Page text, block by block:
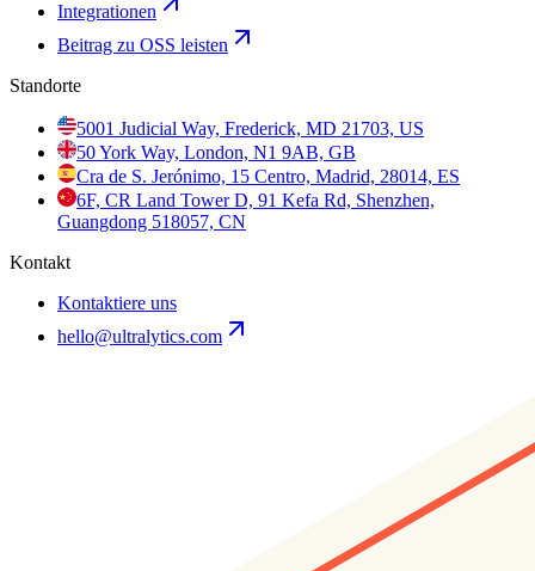
Integrationen
Beitrag zu OSS leisten
Standorte
5001 Judicial Way, Frederick, MD 21703, US
50 York Way, London, N1 9AB, GB
Cra de S. Jerónimo, 15 Centro, Madrid, 28014, ES
6F, CR Land Tower D, 91 Kefa Rd, Shenzhen,
Guangdong 518057, CN
Kontakt
Kontaktiere uns
hello@ultralytics.com